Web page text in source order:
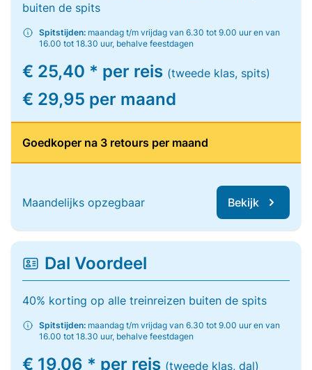
buiten de spits
Spitstijden: maandag t/m vrijdag van 6.30 tot 9.00 uur en van
16.00 tot 18.30 uur, behalve feestdagen
€ 25,40 * per reis (tweede klas, spits)
€ 29,95 per maand
Goedkoper na 3 retours per maand
Maandelijks opzegbaar Bekijk
Dal Voordeel
40% korting op alle treinreizen buiten de spits
Spitstijden: maandag t/m vrijdag van 6.30 tot 9.00 uur en van
16.00 tot 18.30 uur, behalve feestdagen
€ 19,06 * per reis (tweede klas, dal)